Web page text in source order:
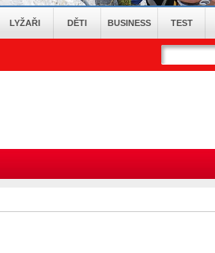
LYŽAŘI DĚTI BUSINESS TEST